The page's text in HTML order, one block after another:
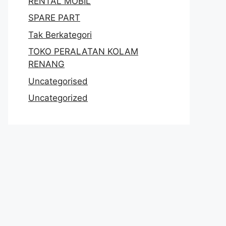
SPARE PART
Tak Berkategori
TOKO PERALATAN KOLAM
RENANG
Uncategorised
Uncategorized